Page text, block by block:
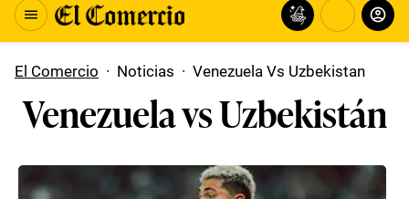
El Comercio · Noticias · Venezuela Vs Uzbekistan
Venezuela vs Uzbekistán